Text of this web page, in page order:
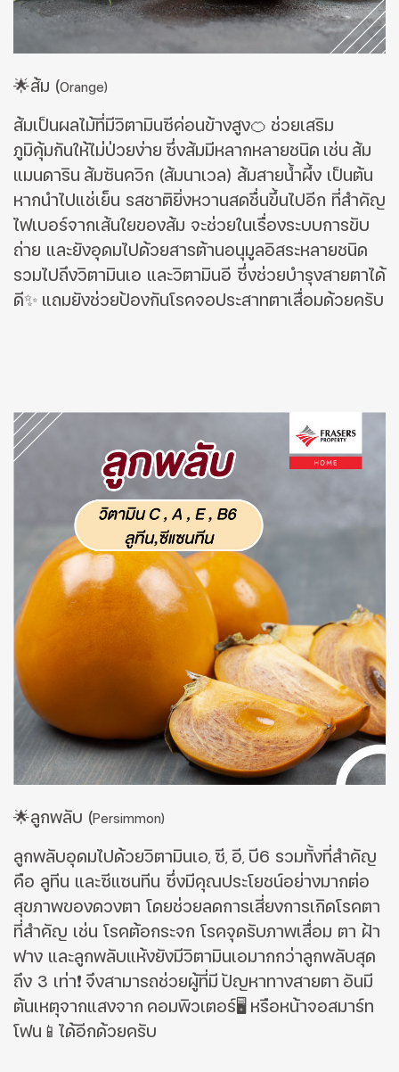
🌟ส้ม (Orange)
ส้มเป็นผลไม้ที่มีวิตามินซีค่อนข้างสูง🍊 ช่วยเสริม
ภูมิคุ้มกันให้ไม่ป่วยง่าย ซึ่งส้มมีหลากหลายชนิด เช่น ส้ม
แมนดาริน ส้มซันควิก (ส้มนาเวล) ส้มสายน้ําผึ้ง เป็นต้น
หากนำไปแช่เย็น รสชาติยิ่งหวานสดชื่นขึ้นไปอีก ที่สำคัญ
ไฟเบอร์จากเส้นใยของส้ม จะช่วยในเรื่องระบบการขับ
ถ่าย และยังอุดมไปด้วยสารต้านอนุมูลอิสระหลายชนิด
รวมไปถึงวิตามินเอ และวิตามินอี ซึ่งช่วยบำรุงสายตาได้
ดี✨ แถมยังช่วยป้องกันโรคจอประสาทตาเสื่อมด้วยครับ
🌟ลูกพลับ (Persimmon)
ลูกพลับอุดมไปด้วยวิตามินเอ ซี อี บี6 รวมทั้งที่สําคัญ
คือ ลูทีน และซีแซนทีน ซึ่งมีคุณประโยชน์อย่างมากต่อ
สุขภาพของดวงตา โดยช่วยลดการเสี่ยงการเกิดโรคตา
ที่สําคัญ เช่น โรคต้อกระจก โรคจุดรับภาพเสื่อม ตา ฝ้า
ฟาง และลูกพลับแห้งยังมีวิตามินเอมากกว่าลูกพลับสุด
ถึง 3 เท่า❗️ จึงสามารถช่วยผู้ที่มี ปัญหาทางสายตา อันมี
ต้นเหตุจากแสงจาก คอมพิวเตอร์🖥 หรือหน้าจอสมาร์ท
โฟน 📱ได้อีกด้วยครับ